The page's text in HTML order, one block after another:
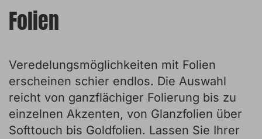
Folien
Veredelungsmöglichkeiten mit Folien
erscheinen schier endlos. Die Auswahl
reicht von ganzflächiger Folierung bis zu
einzelnen Akzenten, von Glanzfolien über
Softtouch bis Goldfolien. Lassen Sie Ihrer